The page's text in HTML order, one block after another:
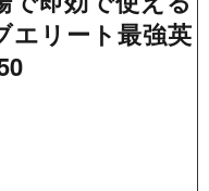
エリート最強英